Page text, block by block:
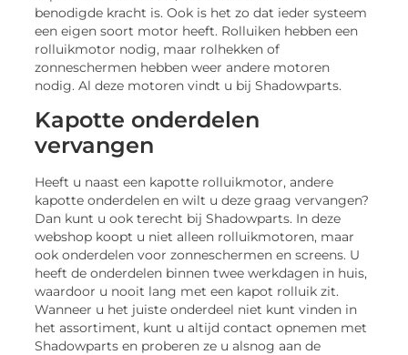
benodigde kracht is. Ook is het zo dat ieder systeem
een eigen soort motor heeft. Rolluiken hebben een
rolluikmotor nodig, maar rolhekken of
zonneschermen hebben weer andere motoren
nodig. Al deze motoren vindt u bij Shadowparts.
Kapotte onderdelen
vervangen
Heeft u naast een kapotte rolluikmotor, andere
kapotte onderdelen en wilt u deze graag vervangen?
Dan kunt u ook terecht bij Shadowparts. In deze
webshop koopt u niet alleen rolluikmotoren, maar
ook onderdelen voor zonneschermen en screens. U
heeft de onderdelen binnen twee werkdagen in huis,
waardoor u nooit lang met een kapot rolluik zit.
Wanneer u het juiste onderdeel niet kunt vinden in
het assortiment, kunt u altijd contact opnemen met
Shadowparts en proberen ze u alsnog aan de